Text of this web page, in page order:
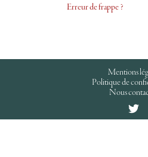
Erreur de frappe ?
Mentions
Politique de
Nous